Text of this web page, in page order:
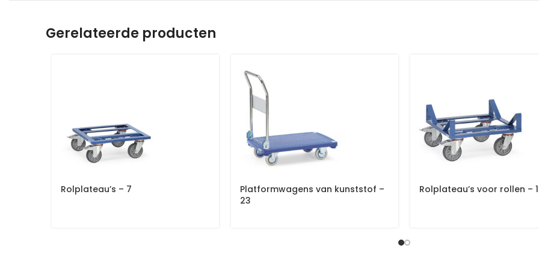
Gerelateerde producten
Rolplateau’s – 7
Platformwagens van kunststof –
23
Rolplateau’s voor rollen –